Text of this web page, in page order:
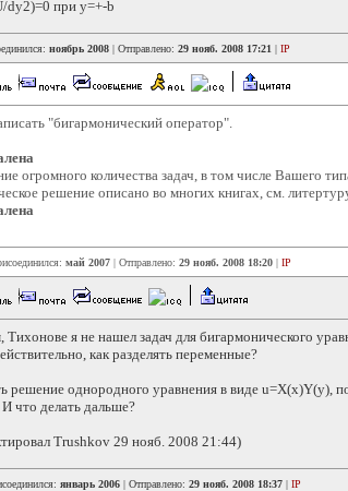
при y=+-b
ноябрь 2008 | Отправлено: 29 нояб. 2008 17:21 | IP
"бигармонический оператор".
огромного количества задач, в том числе Вашего
решение описано во многих книгах, см.
май 2007 | Отправлено: 29 нояб. 2008 18:20 | IP
я не нашел задач для бигармонического
как разделять переменные?
решение однородного уравнения в виде u=X(x)Y(y),
что делать дальше?
Trushkov 29 нояб. 2008 21:44)
январь 2006 | Отправлено: 29 нояб. 2008 18:37 | IP